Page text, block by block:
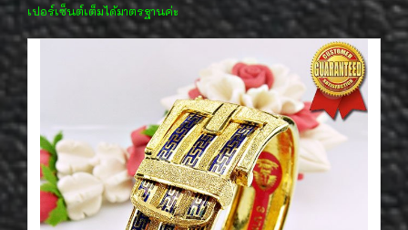
เปอร์เซ็นต์เต็มได้มาตรฐานค่ะ